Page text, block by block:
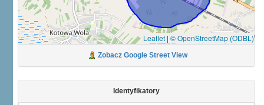
Leaflet | © OpenStreetMap (ODBL)
Zobacz Google Street View
Identyfikatory